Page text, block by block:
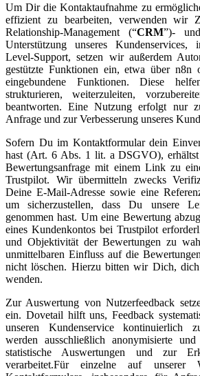
Um Dir die Kontaktaufnahme zu
effizient zu bearbeiten, verwenden wir
Relationship-Management (“CRM”)-
Unterstützung unseres Kundenservices,
Level-Support, setzen wir außerdem
gestützte Funktionen ein, etwa über n8n
eingebundene Funktionen. Diese
strukturieren, weiterzuleiten,
beantworten. Eine Nutzung erfolgt nur
Anfrage und zur Verbesserung unseres
Sofern Du im Kontaktformular dein
hast (Art. 6 Abs. 1 lit. a DSGVO),
Bewertungsanfrage mit einem Link zu
Trustpilot. Wir übermitteln zwecks
Deine E-Mail-Adresse sowie eine
um sicherzustellen, dass Du unsere
genommen hast. Um eine Bewertung
eines Kundenkontos bei Trustpilot
und Objektivität der Bewertungen zu
unmittelbaren Einfluss auf die
nicht löschen. Hierzu bitten wir Dich,
wenden.
Zur Auswertung von Nutzerfeedback
ein. Dovetail hilft uns, Feedback
unseren Kundenservice kontinuierlich
werden ausschließlich anonymisierte
statistische Auswertungen und zur
verarbeitet.Für einzelne auf unserer